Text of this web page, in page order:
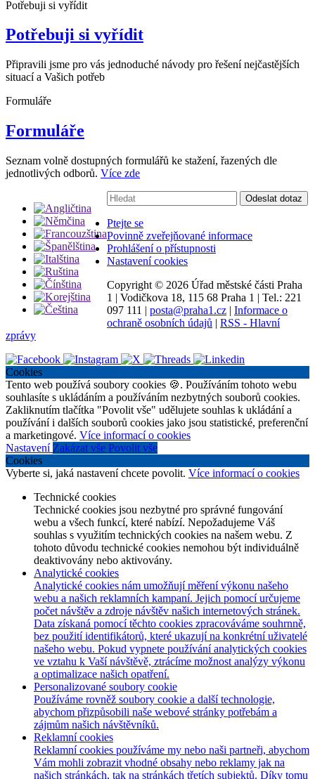
Potřebuji si vyřídit
Potřebuji si vyřídit
Připravili jsme pro vás jednoduché návody pro řešení nejčastějších
situací a Vašich potřeb
Formuláře
Formuláře
Seznam volně dostupných formulářů ke stažení, řazených dle
jednotlivých odborů. Více zde
Vyhledávání:
Odeslat dotaz
Ptejte se
Povinně zveřejňované informace
Prohlášení o přístupnosti
Nastavení cookies
Copyright © 2026 Úřad městské části Praha
1 | Vodičkova 18, 115 68 Praha 1 | Tel.: 221
097 111 | posta@praha1.cz | Informace o
ochraně osobních údajů | RSS - Hlavní
zprávy
Cookies
Tento web používá soubory cookies 🍪. Používáním tohoto webu
souhlasíte s ukládáním a používáním nezbytných souborů cookies.
Zakliknutím tlačítka "Povolit vše" udělujete souhlas k ukládání a
používání i dalších souborů cookies jako jsou statistické, preferenční
a marketingové. Více informací o cookies
Nastavení Zakázat vše Povolit vše
Cookies
Vyberte si, jaká nastavení chcete povolit. Více informací o cookies
Technické cookies
Technické cookies jsou nezbytné pro správné fungování
webu a všech funkcí, které nabízí. Nepožadujeme Váš
souhlas s využitím technických cookies na našem webu. Z
tohoto důvodu technické cookies nemohou být individuálně
deaktivovány nebo aktivovány.
Analytické cookies
Analytické cookies nám umožňují měření výkonu našeho
webu a našich reklamních kampaní. Jejich pomocí určujeme
počet návštěv a zdroje návštěv našich internetových stránek.
Data získaná pomocí těchto cookies zpracováváme souhrnně,
bez použití identifikátorů, které ukazují na konkrétní uživatelé
našeho webu. Pokud vypnete používání analytických cookies
ve vztahu k Vaší návštěvě, ztrácíme možnost analýzy výkonu
a optimalizace našich opatření.
Personalizované soubory cookie
Používáme rovněž soubory cookie a další technologie,
abychom přizpůsobili naše webové stránky potřebám a
zájmům našich návštěvníků.
Reklamní cookies
Reklamní cookies používáme my nebo naši partneři, abychom
Vám mohli zobrazit vhodné obsahy nebo reklamy jak na
našich stránkách, tak na stránkách třetích subjektů. Díky tomu